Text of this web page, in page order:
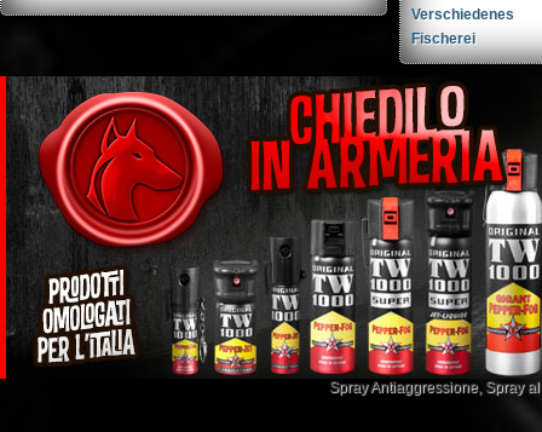
Verschiedenes
Fischerei
Spray Antiaggressione, Spray